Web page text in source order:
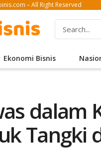
– All Right Reserved
Ekonomi Bisnis
dalam
Tangki